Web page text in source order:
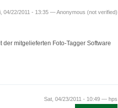
04/22/2011 - 13:35 — Anonymous (not verified)
mitgelieferten Foto-Tagger Software
Sat, 04/23/2011 - 10:49 — hps